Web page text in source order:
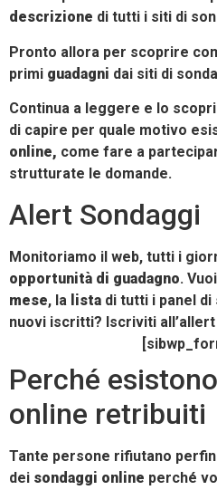
descrizione di tutti i siti di
Pronto allora per scoprire
primi guadagni dai siti di
Continua a leggere e lo
di capire per quale motivo
online, come fare a
strutturate le domande.
Alert Sondaggi
Monitoriamo il web, tutti i
opportunità di guadagno.
mese, la lista di tutti i panel di
nuovi iscritti? Iscriviti
Perché
online retribuiti
Tante persone rifiutano
dei sondaggi online perché